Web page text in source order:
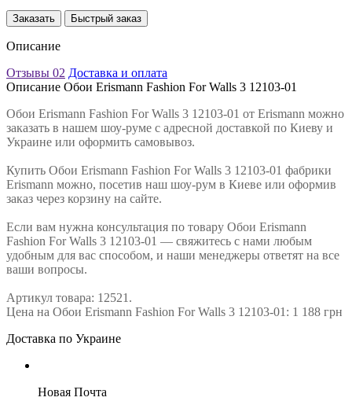
Заказать Быстрый заказ
Описание
Отзывы 02 Доставка и оплата
Описание Обои Erismann Fashion For Walls 3 12103-01
Обои Erismann Fashion For Walls 3 12103-01 от Erismann можно
заказать в нашем шоу-руме с адресной доставкой по Киеву и
Украине или оформить самовывоз.
Купить Обои Erismann Fashion For Walls 3 12103-01 фабрики
Erismann можно, посетив наш шоу-рум в Киеве или оформив
заказ через корзину на сайте.
Если вам нужна консультация по товару Обои Erismann
Fashion For Walls 3 12103-01 — свяжитесь с нами любым
удобным для вас способом, и наши менеджеры ответят на все
ваши вопросы.
Артикул товара: 12521.
Цена на Обои Erismann Fashion For Walls 3 12103-01: 1 188 грн
Доставка по Украине
Новая Почта